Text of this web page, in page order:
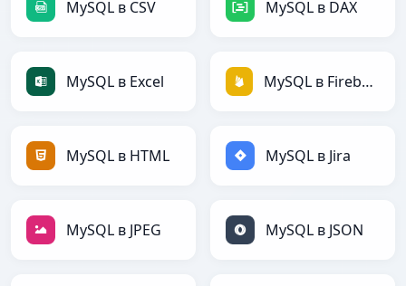
MySQL в CSV MySQL в DAX
MySQL в Excel MySQL в Firebase
MySQL в HTML MySQL в Jira
MySQL в JPEG MySQL в JSON